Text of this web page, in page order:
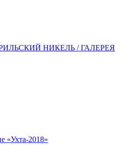
НИКЕЛЬ / ГАЛЕРЕЯ
«Ухта-2018»